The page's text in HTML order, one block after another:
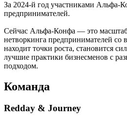
За 2024-й год участниками Альфа-
предпринимателей.
Сейчас Альфа-Конфа — это
нетворкинга предпринимателей со
находит точки роста, становится
лучшие практики бизнесменов с
подходом.
Команда
Redday & Journey